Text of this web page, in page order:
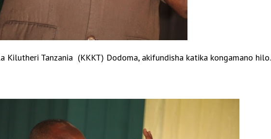
Kilutheri Tanzania (KKKT) Dodoma, akifundisha katika kongamano hilo.